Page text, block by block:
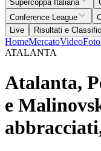
Supercoppa Italiana
Conference League
Live
Risultati e
HomeMercatoVideoFoto
ATALANTA
Atalanta,
e